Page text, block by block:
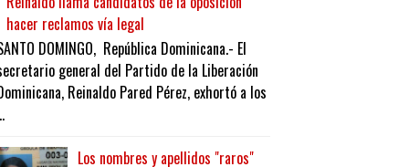
hacer reclamos vía legal
DOMINGO, República Dominicana.- El
general del Partido de la Liberación
Reinaldo Pared Pérez, exhortó a los
Los nombres y apellidos "raros"